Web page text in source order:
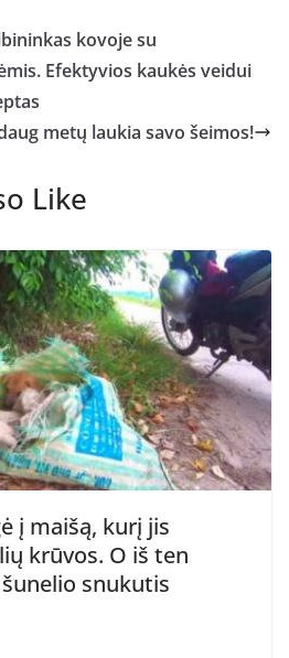
kovoje su
Efektyvios kaukės veidui
metų laukia savo šeimos!
Like
į maišą, kurį jis
krūvos. O iš ten
snukutis